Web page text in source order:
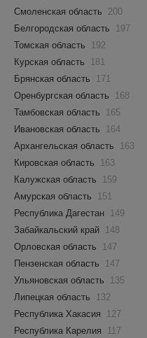
Смоленская область
200
Белгородская область
197
Томская область
192
Курская область
181
Брянская область
171
Оренбургская область
168
Тамбовская область
165
Ивановская область
164
Архангельская область
163
Кировская область
163
Калужская область
159
Амурская область
151
Республика Дагестан 149
Забайкальский край 148
Орловская область
147
Пензенская область
147
Ульяновская область
135
Липецкая область
132
Республика Хакасия
127
Республика Карелия
117